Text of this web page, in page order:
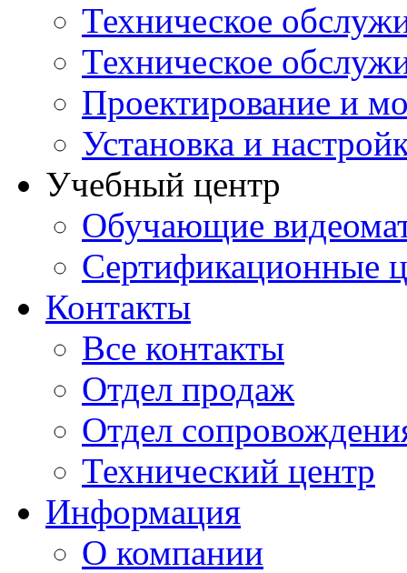
Техническое
Техническое
Проектирование и
Установка и
Учебный центр
Обучающие
Сертификационные
Контакты
Все контакты
Отдел продаж
Отдел
Технический центр
Информация
О компании